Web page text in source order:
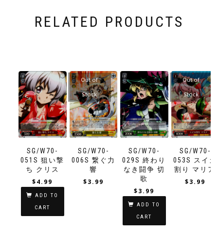
RELATED PRODUCTS
SG/W70-
051S 狙い撃
ち クリス
$4.99
ADD TO
CART
SG/W70-
006S 繋ぐ力
響
Out of
Stock
$3.99
SG/W70-
029S 終わり
なき闘争 切
歌
$3.99
ADD TO
CART
SG/W70-
053S スイカ
割り マリア
Out of
Stock
$3.99